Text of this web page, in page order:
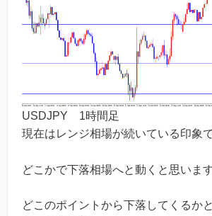
USDJPY 1時間足
現在はレンジ相場が続いている印象で
どこかで下落相場へと動くと思います
どこのポイントから下落してくるか